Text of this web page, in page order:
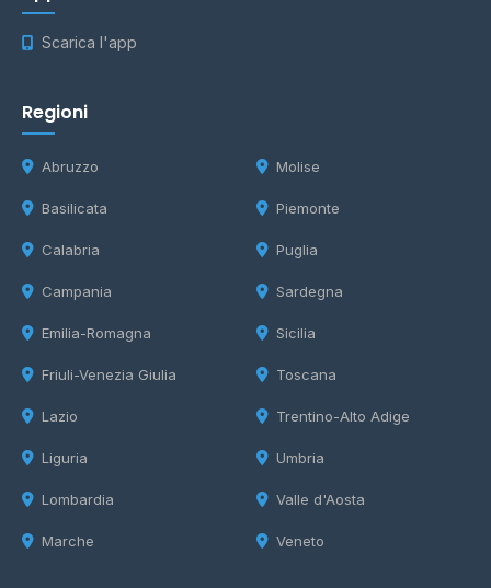
Scarica l'app
Regioni
Abruzzo
Basilicata
Calabria
Campania
Emilia-Romagna
Friuli-Venezia Giulia
Lazio
Liguria
Lombardia
Marche
Molise
Piemonte
Puglia
Sardegna
Sicilia
Toscana
Trentino-Alto Adige
Umbria
Valle d'Aosta
Veneto